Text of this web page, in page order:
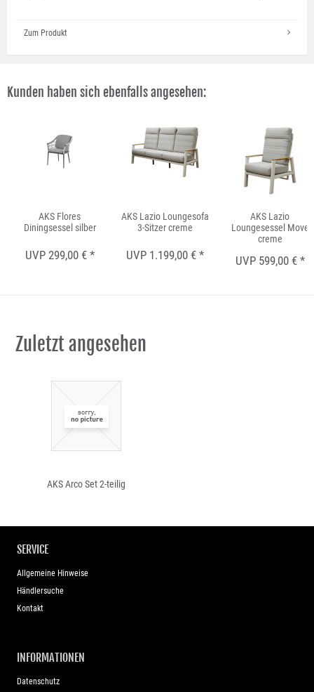
Zum Produkt
Kunden haben sich ebenfalls angesehen:
AKS Flores
Diningsessel silber
UVP 299,00 € *
AKS Lazio Loungesofa
3-Sitzer creme
UVP 1.199,00 € *
AKS Lazio
Loungesessel Move
creme
UVP 599,00 € *
Zuletzt angesehen
AKS Arco Set 2-teilig
SERVICE
Allgemeine Hinweise
Händlersuche
Kontakt
INFORMATIONEN
Datenschutz